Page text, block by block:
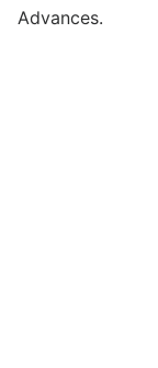
Advances.